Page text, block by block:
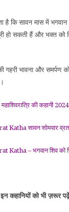
है कि सावन मास में भगवान
हो सकती हैं और भक्त को
गहरी भावना और समर्पण
की कहानी 2024
Katha सावन सोमवार
– भगवान शिव को
को भी ज़रूर